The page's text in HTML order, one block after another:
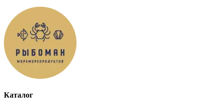
Каталог